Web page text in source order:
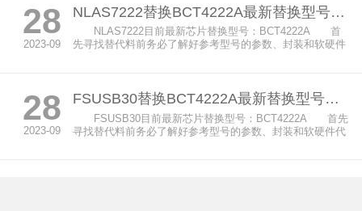
28
2023-09
NLAS7222替换BCT4222A最新替换型号方案及选型参考
NLAS7222目前最新芯片替换型号：BCT4222A 首
先寻找替代料前务必了解好参考型号的参数、封装和软硬件
28
2023-09
FSUSB30替换BCT4222A最新替换型号方案及选型参考
FSUSB30目前最新芯片替换型号：BCT4222A 首先
寻找替代料前务必了解好参考型号的参数、封装和软硬件代